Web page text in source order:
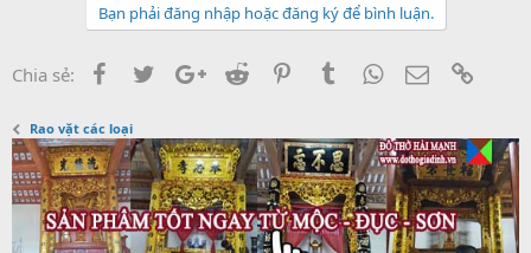
Bạn phải đăng nhập hoặc đăng ký để bình luận.
Chia sẻ: FacebookTwitterGoogle+
Reddit PinterestTumblrWhatsApp
Email
Rao vặt các loại